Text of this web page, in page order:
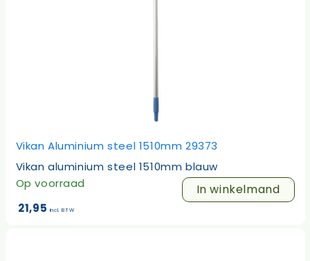
Vikan Aluminium steel 1510mm 29373
Vikan aluminium steel 1510mm blauw
Op voorraad
In winkelmand
21,95 incl. BTW